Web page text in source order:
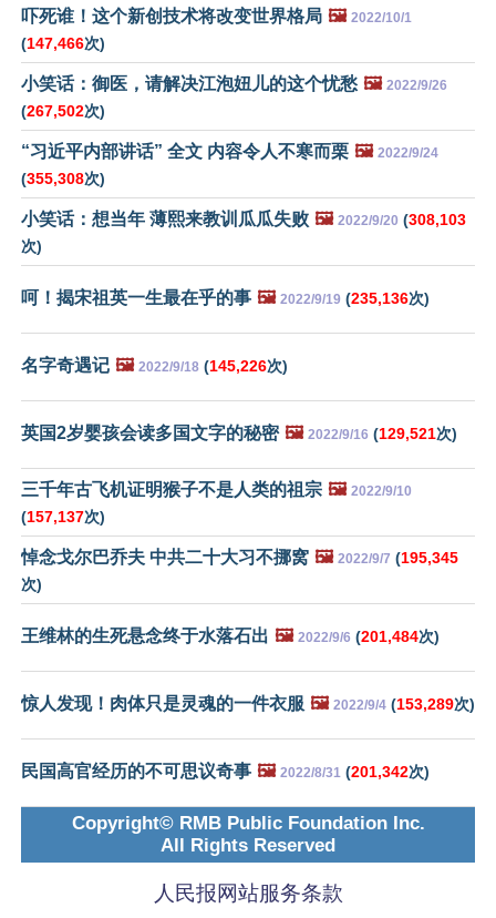
吓死谁！这个新创技术将改变世界格局 🖼️ 2022/10/1
(147,466次)
小笑话：御医，请解决江泡妞儿的这个忧愁 🖼️ 2022/9/26
(267,502次)
“习近平内部讲话” 全文 内容令人不寒而栗 🖼️ 2022/9/24
(355,308次)
小笑话：想当年 薄熙来教训瓜瓜失败 🖼️ 2022/9/20 (308,103
次)
呵！揭宋祖英一生最在乎的事 🖼️ 2022/9/19 (235,136次)
名字奇遇记 🖼️ 2022/9/18 (145,226次)
英国2岁婴孩会读多国文字的秘密 🖼️ 2022/9/16 (129,521次)
三千年古飞机证明猴子不是人类的祖宗 🖼️ 2022/9/10
(157,137次)
悼念戈尔巴乔夫 中共二十大习不挪窝 🖼️ 2022/9/7 (195,345
次)
王维林的生死悬念终于水落石出 🖼️ 2022/9/6 (201,484次)
惊人发现！肉体只是灵魂的一件衣服 🖼️ 2022/9/4 (153,289次)
民国高官经历的不可思议奇事 🖼️ 2022/8/31 (201,342次)
Copyright© RMB Public Foundation Inc.
All Rights Reserved
人民报网站服务条款